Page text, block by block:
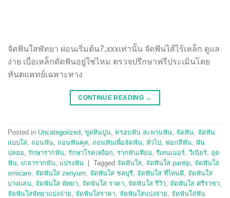
จัดฟันใสพัทยา ผ่อนเริ่มต้น7,xxxเท่านั้น จัดฟันไส้ไร้เหล็ก ดูแล
ง่าย เบื่อเหล็กดัดฟันอยู่ใช่ไหม ตรวจปรึกษาฟรีประเมินโดย
ทันตแพทย์เฉพาะทาง
CONTINUE READING →
Posted in Uncategorized ขูดหินปูน ครอบฟัน สะพานฟัน จัดฟัน จัดฟัน
แบบใส ถอนฟัน ถอนฟันคุด ถอนฟันเพื่อจัดฟัน ทั่วไป ฟอกสีฟัน ฟัน
ปลอม รักษารากฟัน รักษาโรคเหงือก รากฟันเทียม รีเทนเนอร์ วีเนียร์ อุด
ฟัน เกลารากฟัน แปรงฟัน Tagged จัดฟันใส จัดฟันใส pantip จัดฟันใส
smicare จัดฟันใส zenyum จัดฟันใส ชลบุรี จัดฟันใส ที่ไหนดี จัดฟันใส
บางแสน จัดฟันใส พัทยา จัดฟันใส ราคา จัดฟันใส รีวิว จัดฟันใส ศรีราชา
จัดฟันใสพัทยาแบ่งจ่าย จัดฟันใสราคา จัดฟันใสแบ่งจ่าย จัดฟันใส่ฟัน